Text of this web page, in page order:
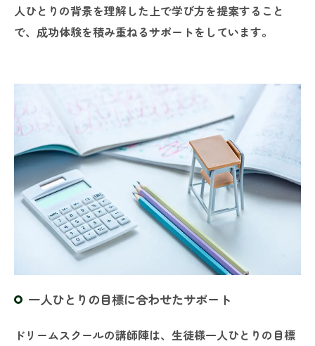
人ひとりの背景を理解した上で学び方を提案すること
で、成功体験を積み重ねるサポートをしています。
一人ひとりの目標に合わせたサポート
ドリームスクールの講師陣は、生徒様一人ひとりの目標